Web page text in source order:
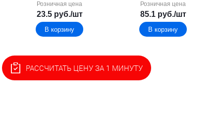
Розничная цена
23.5руб./шт
В корзину
Розничная цена
85.1руб./шт
В корзину
РАССЧИТАТЬ ЦЕНУ ЗА 1 МИНУТУ